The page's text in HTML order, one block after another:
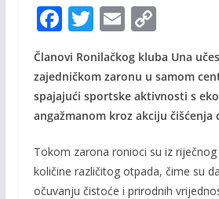
F
ac
e
b
o
o
k
T
w
itt
er
E
m
ai
l
C
o
p
y
Li
n
k
Članovi Ronilačkog kluba Una
zajedničkom zaronu u samom
spajajući sportske aktivnosti s
angažmanom kroz akciju čišćenja
Tokom zarona ronioci su iz
količine različitog otpada, čime su
očuvanju čistoće i prirodnih